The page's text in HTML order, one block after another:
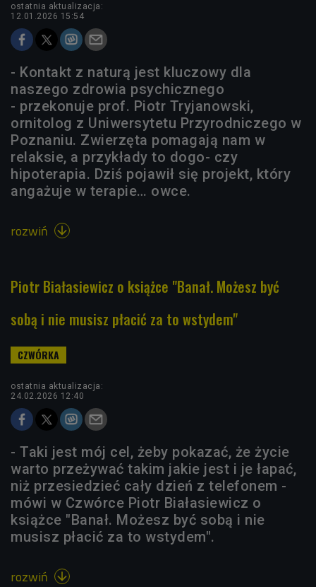
ostatnia aktualizacja:
12.01.2026 15:54
- Kontakt z naturą jest kluczowy dla
naszego zdrowia psychicznego
- przekonuje prof. Piotr Tryjanowski,
ornitolog z Uniwersytetu Przyrodniczego w
Poznaniu. Zwierzęta pomagają nam w
relaksie, a przykłady to dogo- czy
hipoterapia. Dziś pojawił się projekt, który
angażuje w terapie… owce.
rozwiń 
Piotr Białasiewicz o książce "Banał. Możesz być
sobą i nie musisz płacić za to wstydem"
ostatnia aktualizacja:
24.02.2026 12:40
- Taki jest mój cel, żeby pokazać, że życie
warto przeżywać takim jakie jest i je łapać,
niż przesiedzieć cały dzień z telefonem -
mówi w Czwórce Piotr Białasiewicz o
książce "Banał. Możesz być sobą i nie
musisz płacić za to wstydem".
rozwiń 